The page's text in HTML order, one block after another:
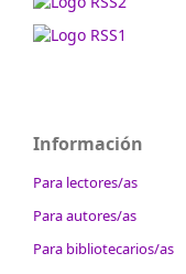
Información
Para lectores/as
Para autores/as
Para bibliotecarios/as